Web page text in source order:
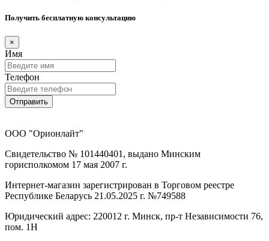
Получить бесплатную консультацию
×
Имя
Телефон
Отправить
ООО "Орионлайт"
Свидетельство № 101440401, выдано Минским
горисполкомом 17 мая 2007 г.
Интернет-магазин зарегистрирован в Торговом реестре
Республике Беларусь 21.05.2025 г. №749588
Юридический адрес: 220012 г. Минск, пр-т Независимости 76,
пом. 1Н